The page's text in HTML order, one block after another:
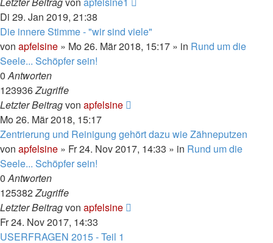
Di 29. Jan 2019, 21:38
Die innere Stimme - "wir sind viele"
von apfelsine » Mo 26. Mär 2018, 15:17 » in Rund um die
Seele... Schöpfer sein!
0Antworten
123936Zugriffe
Letzter Beitragvon apfelsine
Mo 26. Mär 2018, 15:17
Zentrierung und Reinigung gehört dazu wie Zähneputzen
von apfelsine » Fr 24. Nov 2017, 14:33 » in Rund um die
Seele... Schöpfer sein!
0Antworten
125382Zugriffe
Letzter Beitragvon apfelsine
Fr 24. Nov 2017, 14:33
USERFRAGEN 2015 - Teil 1